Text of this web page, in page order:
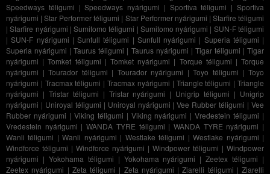
Speedways téligumi |Speedways nyárigumi | Sportiva téligumi |Sportiva
nyárigumi |Star Performer téligumi | Star Performer nyárigumi | Starfire téligumi
|Starfire nyárigumi |Sumitomo téligumi | Sumitomo nyárigumi | SUN-F téligumi
|SUN-F nyárigumi | Sunfull téligumi | Sunfull nyárigumi | Superia téligumi |
Superia nyárigumi |Taurus téligumi | Taurus nyárigumi | Tigar téligumi |Tigar
nyárigumi |Tomket téligumi | Tomket nyárigumi | Torque téligumi |Torque
nyárigumi |Tourador téligumi | Tourador nyárigumi |Toyo téligumi |Toyo
nyárigumi | Tracmax téligumi |Tracmax nyárigumi | Triangle téligumi |Triangle
nyárigumi | Tristar téligumi | Tristar nyárigumi | Unigrip téligumi | Unigrip
nyárigumi | Uniroyal téligumi | Uniroyal nyárigumi |Vee Rubber téligumi |Vee
Rubber nyárigumi | Viking téligumi | Viking nyárigumi |Vredestein téligumi |
Vredestein nyárigumi |WANDA TYRE téligumi | WANDA TYRE nyárigumi |
Wanli téligumi |Wanli nyárigumi | Westlake téligumi |Westlake nyárigumi |
Windforce téligumi | Windforce nyárigumi | Windpower téligumi | Windpower
nyárigumi | Yokohama téligumi | Yokohama nyárigumi |Zeetex téligumi |
Zeetex nyárigumi | Zeta téligumi | Zeta nyárigumi |Ziarelli téligumi | Ziarelli